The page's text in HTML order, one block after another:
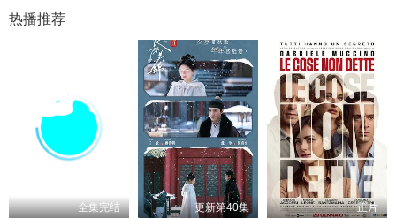
热播推荐
全集完结 更新第40集 正片